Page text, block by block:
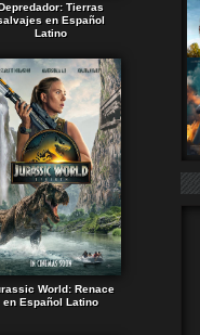
Tierras
en Español
Latino
World: Renace
en Español Latino